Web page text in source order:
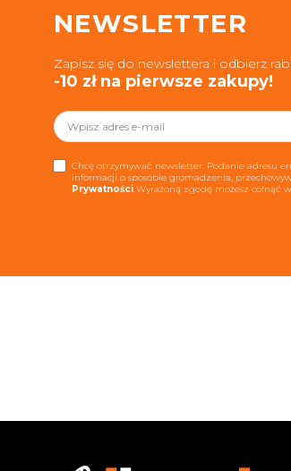
NEWSLETTER
Zapisz się do newslettera i odbierz
-10 zł na pierwsze zakupy!
Chcę otrzymywać newsletter. Podanie adresu
informacji o sposobie gromadzenia,
Prywatności Wyrażoną zgodę możesz cofnąć